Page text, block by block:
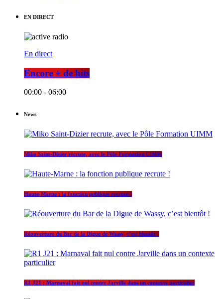
EN DIRECT
En direct
Encore + de hits
00:00 - 06:00
News
Miko Saint-Dizier recrute, avec le Pôle Formation UIMM
Haute-Marne : la fonction publique recrute !
Réouverture du Bar de la Digue de Wassy, c’est bientôt !
R1 J21 : Marnaval fait nul contre Jarville dans un contexte particulier